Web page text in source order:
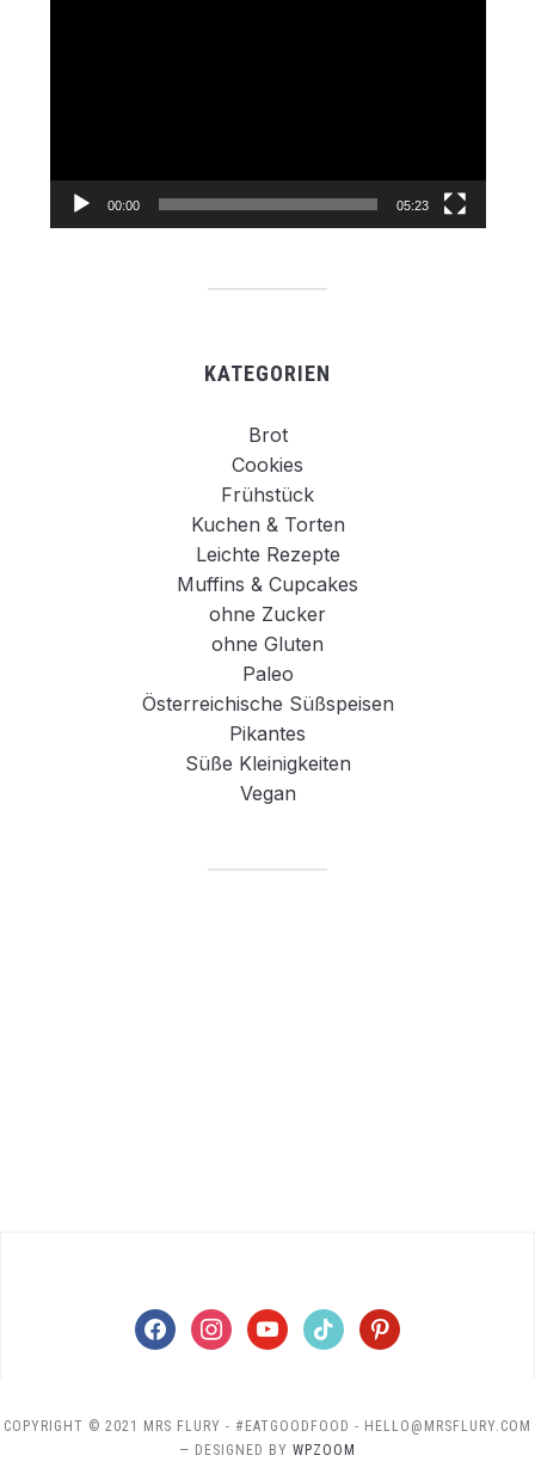
00:00 05:23
KATEGORIEN
Brot
Cookies
Frühstück
Kuchen & Torten
Leichte Rezepte
Muffins & Cupcakes
ohne Zucker
ohne Gluten
Paleo
Österreichische Süßspeisen
Pikantes
Süße Kleinigkeiten
Vegan
facebookinstagramyoutubetiktok pinterest
COPYRIGHT © 2021 MRS FLURY - #EATGOODFOOD - HELLO@MRSFLURY.COM
— DESIGNED BY WPZOOM